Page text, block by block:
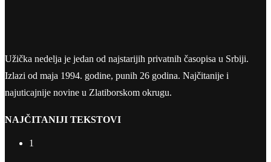
Užička nedelja je jedan od najstarijih privatnih časopisa u Srbiji.
Izlazi od maja 1994. godine, punih 26 godina. Najčitanije i
najuticajnije novine u Zlatiborskom okrugu.
NAJČITANIJI TEKSTOVI
1